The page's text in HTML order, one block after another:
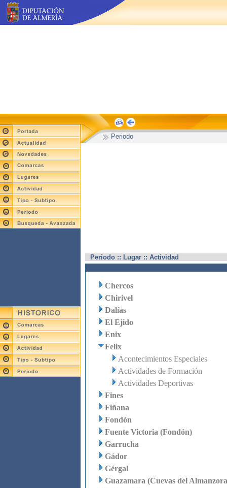
Periodo
Periodo :: Lugar :: Actividad
Chercos
Chirivel
Dalías
El Ejido
Enix
Felix
Acontecimientos Especiales
Actividades de Formación
Actividades Deportivas
Fines
Fiñana
Fondón
Fuente Victoria (Fondón)
Garrucha
Gádor
Gérgal
Guazamara (Cuevas del